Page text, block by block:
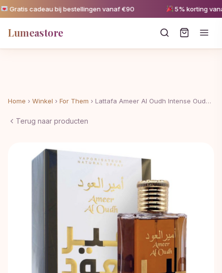
cadeau bij bestellingen vanaf €90 5% korting vanaf
Lumeastore
Home › Winkel › For Them › Lattafa Ameer Al Oudh Intense Oud…
Terug naar producten